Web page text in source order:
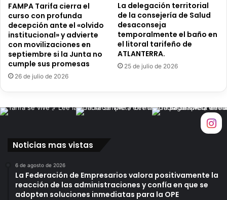
l
a
m
m
e
d
d
FAMPA Tarifa cierra el
curso con profunda
decepción ante el «olvido
institucional» y advierte
con movilizaciones en
septiembre si la Junta no
cumple sus promesas
26 de julio de 2026
La delegación territorial
de la consejería de Salud
desaconseja
temporalmente el baño en
el litoral tarifeño de
ATLANTERRA.
25 de julio de 2026
Noticias mas vistas
6 de agosto de 2026
La Federación de Empresarios valora positivamente la
reacción de las administraciones y confía en que se
adopten soluciones inmediatas para la OPE